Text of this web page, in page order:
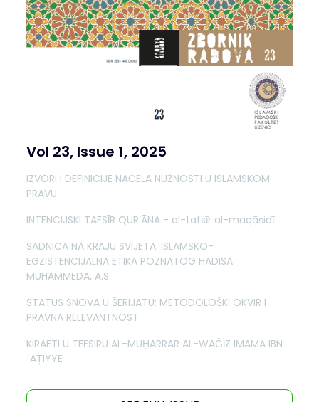
Vol 23, Issue 1, 2025
IZVORI I DEFINICIJE NAČELA NUŽNOSTI U ISLAMSKOM
PRAVU
INTENCIJSKI TAFSĪR QURʼĀNA - al-tafsīr al-maqāṣidī
SADNICA NA KRAJU SVIJETA: ISLAMSKO-
EGZISTENCIJALNA ETIKA POZNATOG HADISA
MUHAMMEDA, A.S.
STATUS SNOVA U ŠERIJATU: METODOLOŠKI OKVIR I
PRAVNA RELEVANTNOST
KIRAETI U TEFSIRU AL-MUḤARRAR AL-WAǦĪZ IMAMA IBN
ʿAṬIYYE